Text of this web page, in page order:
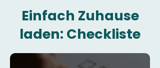
Einfach Zuhause
laden: Checkliste